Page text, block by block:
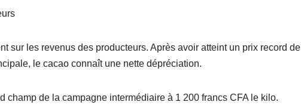
sur les revenus des producteurs. Après avoir atteint un prix record de
le cacao connaît une nette dépréciation.
champ de la campagne intermédiaire à 1 200 francs CFA le kilo.